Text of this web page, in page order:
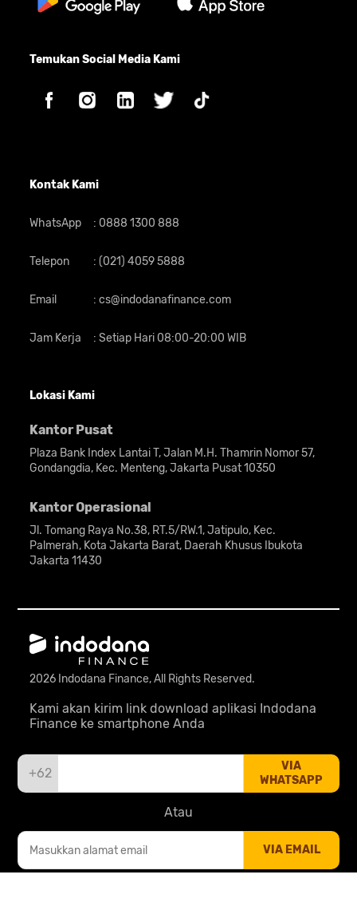
Temukan Social Media Kami
Kontak Kami
WhatsApp : 0888 1300 888
Telepon : (021) 4059 5888
Email : cs@indodanafinance.com
Jam Kerja : Setiap Hari 08:00-20:00 WIB
Lokasi Kami
Kantor Pusat
Plaza Bank Index Lantai T, Jalan M.H. Thamrin Nomor 57,
Gondangdia, Kec. Menteng, Jakarta Pusat 10350
Kantor Operasional
Jl. Tomang Raya No.38, RT.5/RW.1, Jatipulo, Kec.
Palmerah, Kota Jakarta Barat, Daerah Khusus Ibukota
Jakarta 11430
2026 Indodana Finance, All Rights Reserved.
Kami akan kirim link download aplikasi Indodana
Finance ke smartphone Anda
+62
VIA
WHATSAPP
Atau
VIA EMAIL